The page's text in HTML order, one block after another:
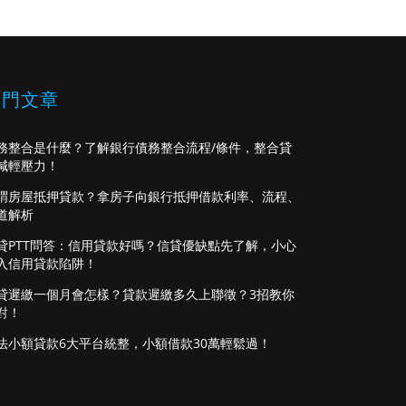
文章
整合是什麼？了解銀行債務整合流程/條件，整合貸
輕壓力！
房屋抵押貸款？拿房子向銀行抵押借款利率、流程、
解析
PTT問答：信用貸款好嗎？信貸優缺點先了解，小心
信用貸款陷阱！
遲繳一個月會怎樣？貸款遲繳多久上聯徵？3招教你
！
小額貸款6大平台統整，小額借款30萬輕鬆過！